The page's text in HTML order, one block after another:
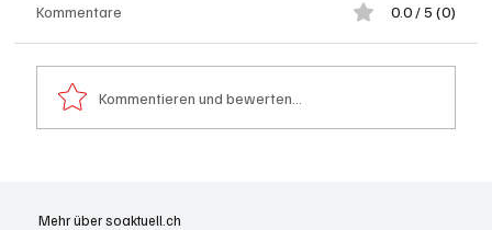
Kommentare 0.0 / 5 (0)
Kommentieren und bewerten...
Mehr über soaktuell.ch